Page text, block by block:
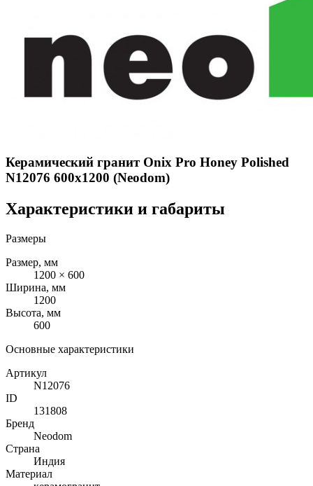
Керамический гранит Onix Pro Honey Polished
N12076 600x1200 (Neodom)
Характеристики и габариты
Размеры
Размер, мм
1200 × 600
Ширина, мм
1200
Высота, мм
600
Основные характеристики
Артикул
N12076
ID
131808
Бренд
Neodom
Страна
Индия
Материал